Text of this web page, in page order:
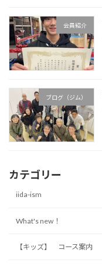
会員紹介
ブログ（ジム）
カテゴリー
iida-ism
What's new！
【キッズ】 コース案内